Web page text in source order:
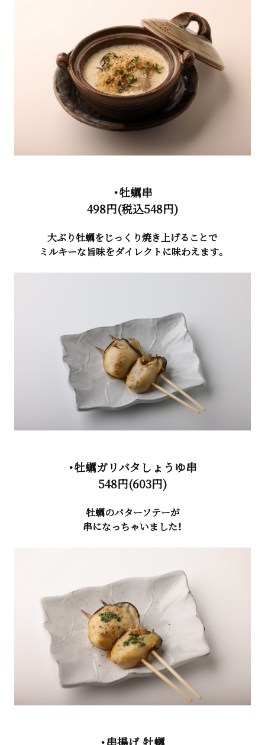
・牡蠣串
498円(税込548円)
大ぶり牡蠣をじっくり焼き上げることで
ミルキーな旨味をダイレクトに味わえます。
・牡蠣ガリバタしょうゆ串
548円(603円)
牡蠣のバターソテーが
串になっちゃいました！
・串揚げ 牡蠣